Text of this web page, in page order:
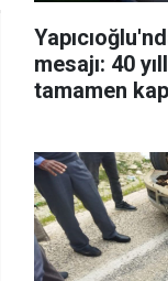
mesajı: 40
tamamen